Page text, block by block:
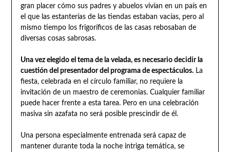
gran placer cómo sus padres y abuelos vivían en un país en
el que las estanterías de las tiendas estaban vacías, pero al
mismo tiempo los frigoríficos de las casas rebosaban de
diversas cosas sabrosas.
Una vez elegido el tema de la velada, es necesario decidir la
cuestión del presentador del programa de espectáculos.La
fiesta, celebrada en el círculo familiar, no requiere la
invitación de un maestro de ceremonias. Cualquier familiar
puede hacer frente a esta tarea. Pero en una celebración
masiva sin azafata no será posible prescindir de él.
Una persona especialmente entrenada será capaz de
mantener durante toda la noche intriga temática, se